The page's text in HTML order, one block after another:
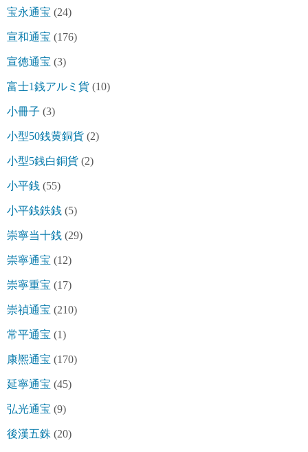
宝永通宝 (24)
宣和通宝 (176)
宣徳通宝 (3)
富士1銭アルミ貨 (10)
小冊子 (3)
小型50銭黄銅貨 (2)
小型5銭白銅貨 (2)
小平銭 (55)
小平銭鉄銭 (5)
崇寧当十銭 (29)
崇寧通宝 (12)
崇寧重宝 (17)
崇禎通宝 (210)
常平通宝 (1)
康熈通宝 (170)
延寧通宝 (45)
弘光通宝 (9)
後漢五銖 (20)